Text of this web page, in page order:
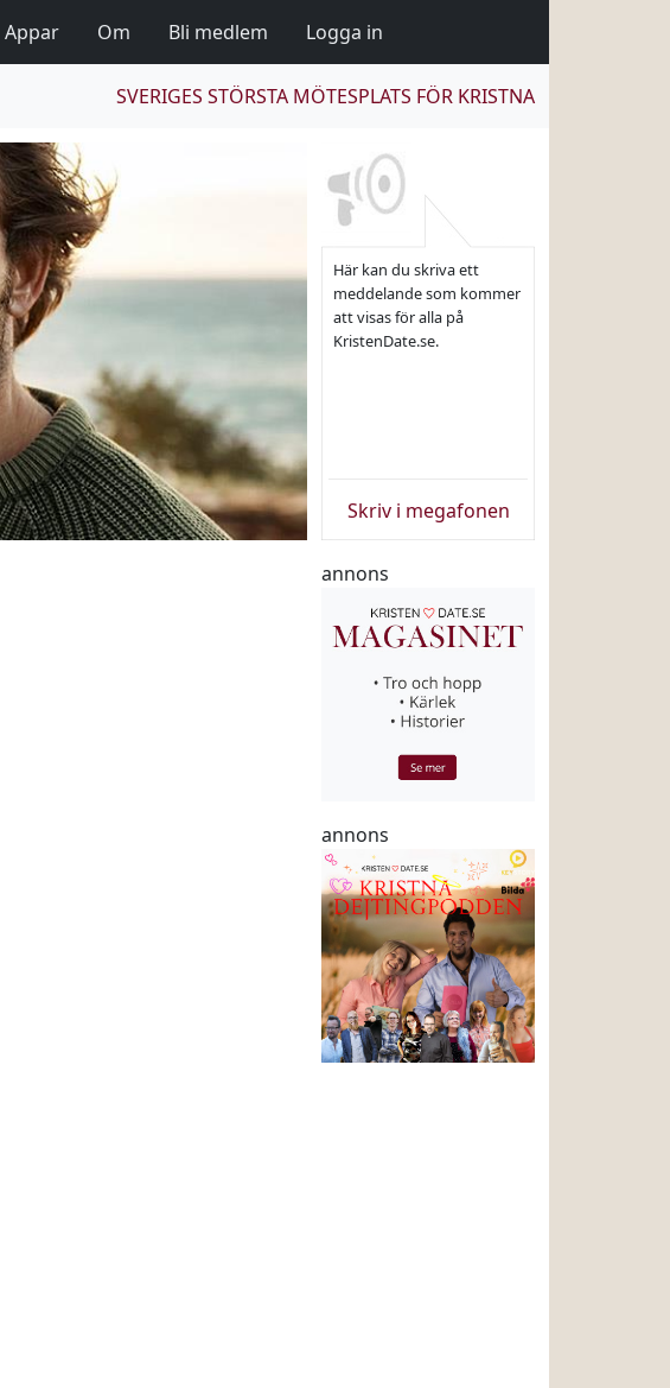
Appar Om Bli medlem Logga in
SVERIGES STÖRSTA MÖTESPLATS FÖR KRISTNA
Här kan du skriva ett
meddelande som kommer
att visas för alla på
KristenDate.se.
Skriv i megafonen
annons
annons